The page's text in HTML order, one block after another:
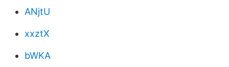
ANjtU
xxztX
bWKA